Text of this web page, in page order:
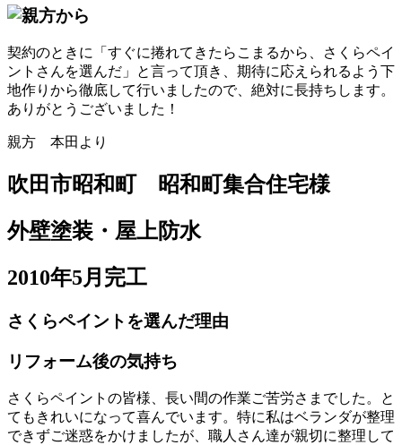
契約のときに「すぐに捲れてきたらこまるから、さくらペイ
ントさんを選んだ」と言って頂き、期待に応えられるよう下
地作りから徹底して行いましたので、絶対に長持ちします。
ありがとうございました！
親方 本田より
吹田市昭和町 昭和町集合住宅様
外壁塗装・屋上防水
2010年5月完工
さくらペイントを選んだ理由
リフォーム後の気持ち
さくらペイントの皆様、長い間の作業ご苦労さまでした。と
てもきれいになって喜んでいます。特に私はベランダが整理
できずご迷惑をかけましたが、職人さん達が親切に整理して